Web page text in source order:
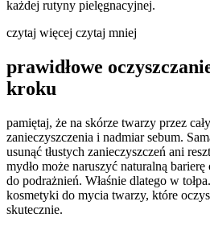
każdej rutyny pielęgnacyjnej.
czytaj więcej czytaj mniej
prawidłowe
kroku
pamiętaj, że na skórze twarzy przez
zanieczyszczenia i nadmiar sebum.
usunąć tłustych zanieczyszczeń ani
mydło może naruszyć naturalną
do podrażnień. Właśnie dlatego w
kosmetyki do mycia twarzy, które
skutecznie.